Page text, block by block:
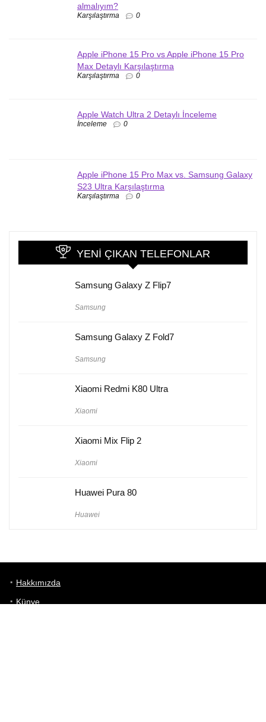
almalıyım?
Karşılaştırma 0
Apple iPhone 15 Pro vs Apple iPhone 15 Pro
Max Detaylı Karşılaştırma
Karşılaştırma 0
Apple Watch Ultra 2 Detaylı İnceleme
İnceleme 0
Apple iPhone 15 Pro Max vs. Samsung Galaxy
S23 Ultra Karşılaştırma
Karşılaştırma 0
YENI ÇIKAN TELEFONLAR
Samsung Galaxy Z Flip7
Samsung
Samsung Galaxy Z Fold7
Samsung
Xiaomi Redmi K80 Ultra
Xiaomi
Xiaomi Mix Flip 2
Xiaomi
Huawei Pura 80
Huawei
Hakkımızda
Künye